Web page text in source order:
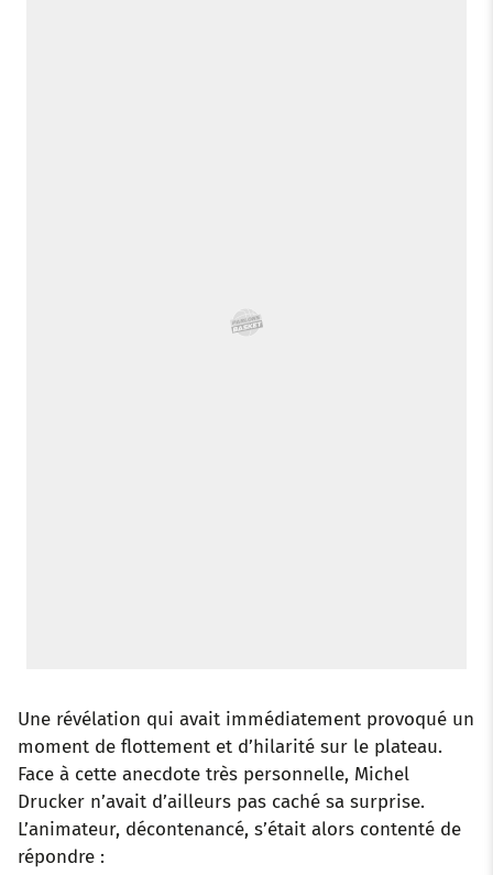
Une révélation qui avait immédiatement provoqué un
moment de flottement et d’hilarité sur le plateau.
Face à cette anecdote très personnelle, Michel
Drucker n’avait d’ailleurs pas caché sa surprise.
L’animateur, décontenancé, s’était alors contenté de
répondre :